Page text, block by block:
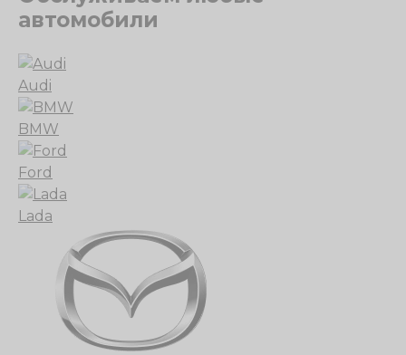
автомобили
Audi
BMW
Ford
Lada